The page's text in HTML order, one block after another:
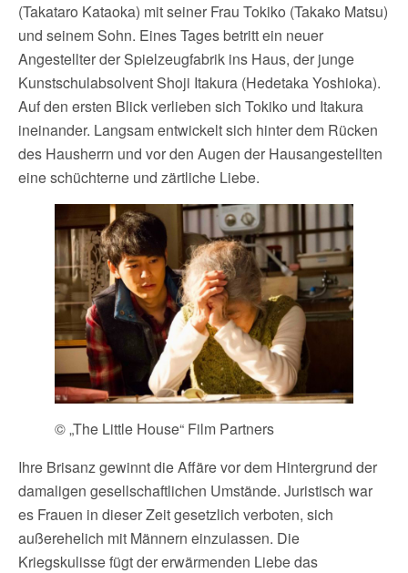
(Takataro Kataoka) mit seiner Frau Tokiko (Takako Matsu)
und seinem Sohn. Eines Tages betritt ein neuer
Angestellter der Spielzeugfabrik ins Haus, der junge
Kunstschulabsolvent Shoji Itakura (Hedetaka Yoshioka).
Auf den ersten Blick verlieben sich Tokiko und Itakura
ineinander. Langsam entwickelt sich hinter dem Rücken
des Hausherrn und vor den Augen der Hausangestellten
eine schüchterne und zärtliche Liebe.
© „The Little House“ Film Partners
Ihre Brisanz gewinnt die Affäre vor dem Hintergrund der
damaligen gesellschaftlichen Umstände. Juristisch war
es Frauen in dieser Zeit gesetzlich verboten, sich
außerehelich mit Männern einzulassen. Die
Kriegskulisse fügt der erwärmenden Liebe das